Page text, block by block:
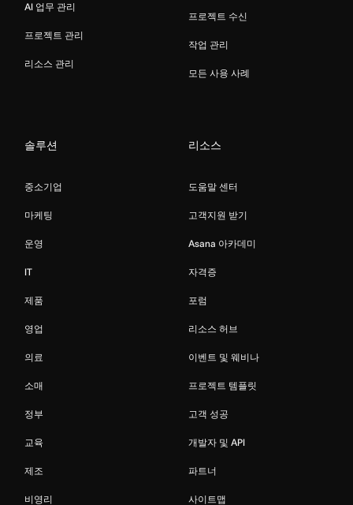
AI 업무 관리
프로젝트 관리
리소스 관리
프로젝트 수신
작업 관리
모든 사용 사례
솔루션
중소기업
마케팅
운영
IT
제품
영업
의료
소매
정부
교육
제조
비영리
리소스
도움말 센터
고객지원 받기
Asana 아카데미
자격증
포럼
리소스 허브
이벤트 및 웨비나
프로젝트 템플릿
고객 성공
개발자 및 API
파트너
사이트맵